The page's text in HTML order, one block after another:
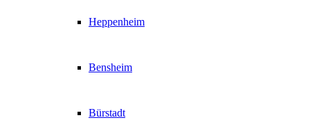
Heppenheim
Bensheim
Bürstadt